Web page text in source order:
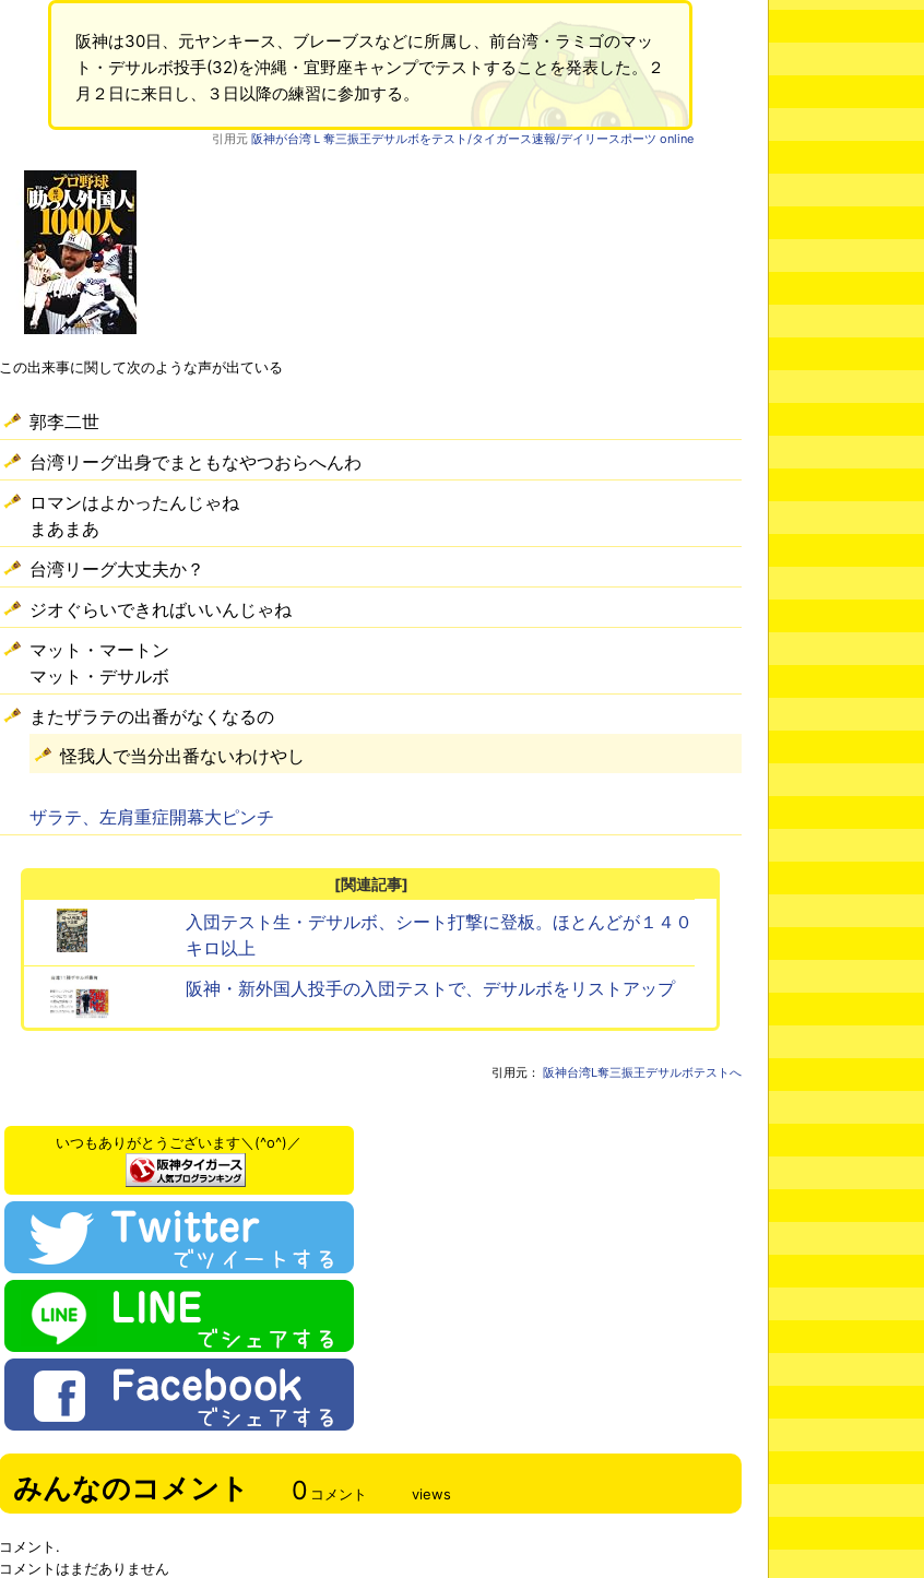
阪神は30日、元ヤンキース、ブレーブスなどに所属し、前台湾・ラミゴのマッ
ト・デサルボ投手(32)を沖縄・宜野座キャンプでテストすることを発表した。２
月２日に来日し、３日以降の練習に参加する。
引用元 阪神が台湾Ｌ奪三振王デサルボをテスト/タイガース速報/デイリースポーツ online
この出来事に関して次のような声が出ている
郭李二世
台湾リーグ出身でまともなやつおらへんわ
ロマンはよかったんじゃね
まあまあ
台湾リーグ大丈夫か？
ジオぐらいできればいいんじゃね
マット・マートン
マット・デサルボ
またザラテの出番がなくなるの
怪我人で当分出番ないわけやし
ザラテ、左肩重症開幕大ピンチ
[関連記事]
入団テスト生・デサルボ、シート打撃に登板。ほとんどが１４０
キロ以上
阪神・新外国人投手の入団テストで、デサルボをリストアップ
引用元： 阪神台湾L奪三振王デサルボテストへ
いつもありがとうございます＼(^o^)／
みんなのコメント 0 コメント views
コメント.
コメントはまだありません